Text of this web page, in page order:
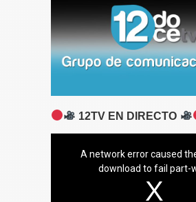
12TV EN DIRECTO
A network error caused
download to fail part-